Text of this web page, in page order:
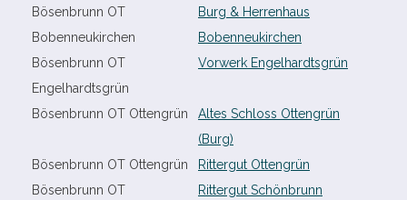
Bösenbrunn OT
Bobenneukirchen
Burg & Herrenhaus
Bobenneukirchen
Bösenbrunn OT
Engelhardtsgrün
Vorwerk Engelhardtsgrün
Bösenbrunn OT Ottengrün
Altes Schloss Ottengrün
(Burg)
Bösenbrunn OT Ottengrün
Rittergut Ottengrün
Bösenbrunn OT
Rittergut Schönbrunn